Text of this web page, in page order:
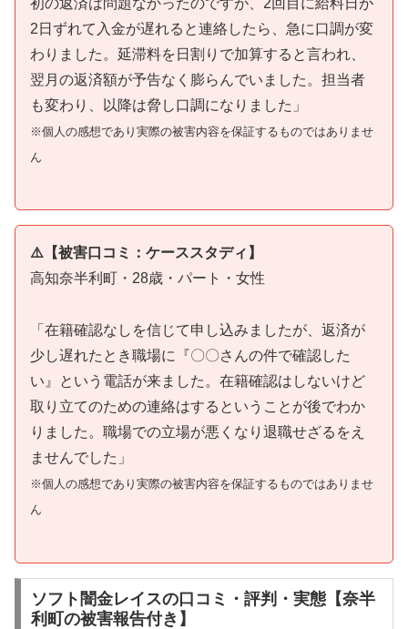
2日ずれて入金が遅れると連絡したら、急に口調が変
わりました。延滞料を日割りで加算すると言われ、
翌月の返済額が予告なく膨らんでいました。担当者
も変わり、以降は脅し口調になりました」
※個人の感想であり実際の被害内容を保証するものではありませ
ん
⚠️【被害口コミ：ケーススタディ】
高知奈半利町・28歳・パート・女性
「在籍確認なしを信じて申し込みましたが、返済が
少し遅れたとき職場に『〇〇さんの件で確認した
い』という電話が来ました。在籍確認はしないけど
取り立てのための連絡はするということが後でわか
りました。職場での立場が悪くなり退職せざるをえ
ませんでした」
※個人の感想であり実際の被害内容を保証するものではありませ
ん
ソフト闇金レイスの口コミ・評判・実態【奈半
利町の被害報告付き】